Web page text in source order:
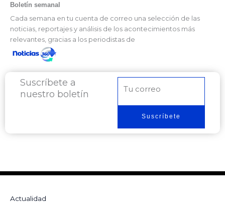
Boletín semanal
Cada semana en tu cuenta de correo una selección de las
noticias, reportajes y análisis de los acontecimientos más
relevantes, gracias a los periodistas de
Suscríbete a
nuestro boletín
electrónico
Suscríbete
Actualidad